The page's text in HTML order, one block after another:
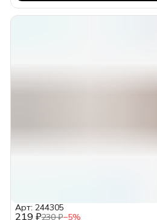
219 ₽230 ₽−5%
Арт: 244305